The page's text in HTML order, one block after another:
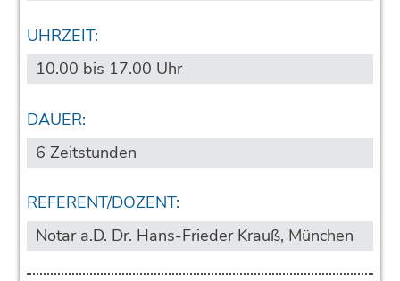
UHRZEIT:
10.00 bis 17.00 Uhr
DAUER:
6 Zeitstunden
REFERENT/DOZENT:
Notar a.D. Dr. Hans-Frieder Krauß, München